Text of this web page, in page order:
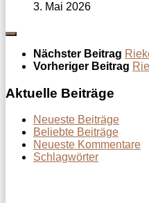
3. Mai 2026
Nächster Beitrag
Vorheriger Beitrag
Aktuelle Beiträge
Neueste Beiträge
Beliebte Beiträge
Neueste Kommentare
Schlagwörter